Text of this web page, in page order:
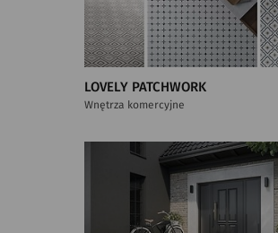
LOVELY PATCHWORK
Wnętrza komercyjne